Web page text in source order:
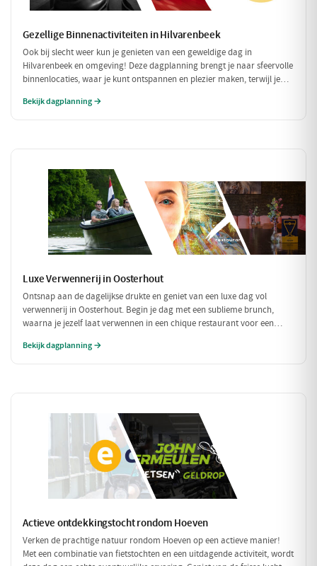
Gezellige Binnenactiviteiten in Hilvarenbeek
Ook bij slecht weer kun je genieten van een geweldige dag in
Hilvarenbeek en omgeving! Deze dagplanning brengt je naar sfeervolle
binnenlocaties, waar je kunt ontspannen en plezier maken, terwijl je
vrienden of familie!
Bekijk dagplanning →
Luxe Verwennerij in Oosterhout
Ontsnap aan de dagelijkse drukte en geniet van een luxe dag vol
verwennerij in Oosterhout. Begin je dag met een sublieme brunch,
waarna je jezelf laat verwennen in een chique restaurant voor een
weg met een bezoek aan een exclusieve wellness. Een dag om nooit te
Bekijk dagplanning →
Actieve ontdekkingstocht rondom Hoeven
Verken de prachtige natuur rondom Hoeven op een actieve manier!
Met een combinatie van fietstochten en een uitdagende activiteit, wordt